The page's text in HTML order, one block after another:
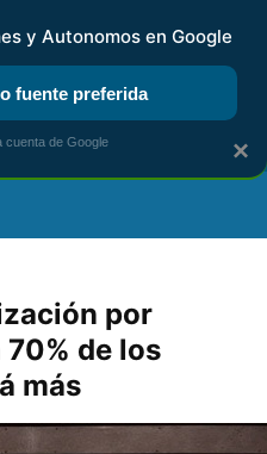
KIT DIGITAL RENTA
por
de los
más
×
y Autonomos en Google
fuente preferida
cuenta de Google